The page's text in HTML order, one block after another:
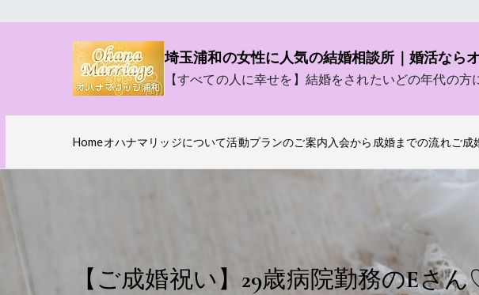
埼玉浦和の女性に人気の結婚相談所｜婚活なら
【すべての人に幸せを】結婚をされたいどの年代の
Homeオハナマリッジについて活動プランのご案内 入会から成婚までの流れご成
【ご成婚祝い】29歳病院勤務のEさ